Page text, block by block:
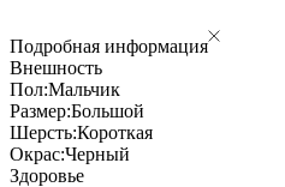
Подробная информация
Внешность
Пол:Мальчик
Размер:Большой
Шерсть:Короткая
Окрас:Черный
Здоровье